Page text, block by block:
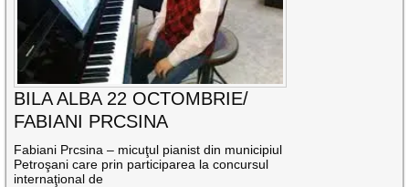
BILA ALBA 22 OCTOMBRIE/
FABIANI PRCSINA
Fabiani Prcsina – micuţul pianist din municipiul
Petroşani care prin participarea la concursul
internaţional de